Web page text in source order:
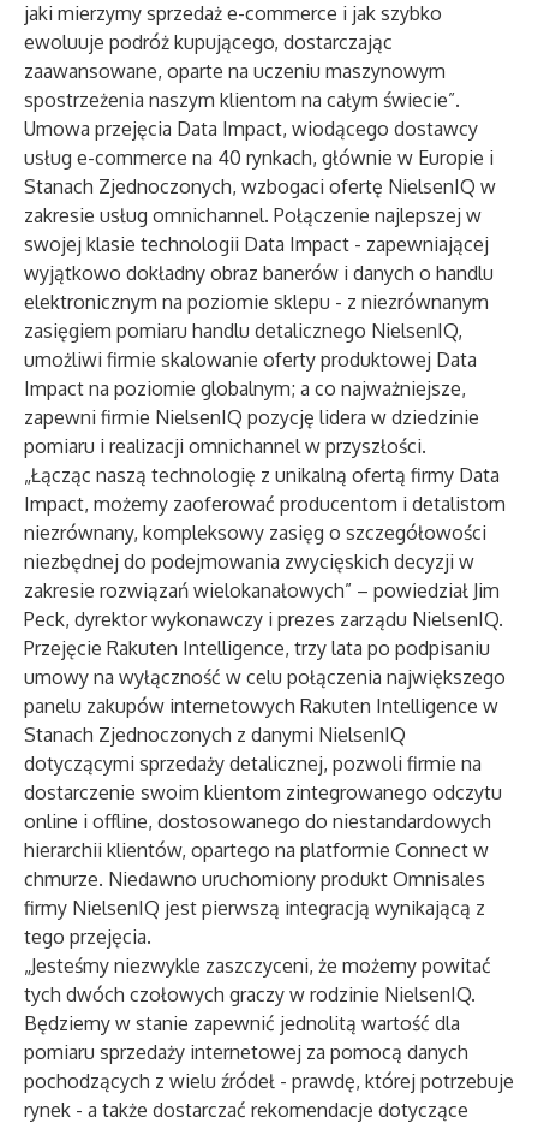
jaki mierzymy sprzedaż e-commerce i jak szybko
ewoluuje podróż kupującego, dostarczając
zaawansowane, oparte na uczeniu maszynowym
spostrzeżenia naszym klientom na całym świecie”.
Umowa przejęcia Data Impact, wiodącego dostawcy
usług e-commerce na 40 rynkach, głównie w Europie i
Stanach Zjednoczonych, wzbogaci ofertę NielsenIQ w
zakresie usług omnichannel. Połączenie najlepszej w
swojej klasie technologii Data Impact - zapewniającej
wyjątkowo dokładny obraz banerów i danych o handlu
elektronicznym na poziomie sklepu - z niezrównanym
zasięgiem pomiaru handlu detalicznego NielsenIQ,
umożliwi firmie skalowanie oferty produktowej Data
Impact na poziomie globalnym; a co najważniejsze,
zapewni firmie NielsenIQ pozycję lidera w dziedzinie
pomiaru i realizacji omnichannel w przyszłości.
„Łącząc naszą technologię z unikalną ofertą firmy Data
Impact, możemy zaoferować producentom i detalistom
niezrównany, kompleksowy zasięg o szczegółowości
niezbędnej do podejmowania zwycięskich decyzji w
zakresie rozwiązań wielokanałowych” – powiedział Jim
Peck, dyrektor wykonawczy i prezes zarządu NielsenIQ.
Przejęcie Rakuten Intelligence, trzy lata po podpisaniu
umowy na wyłączność w celu połączenia największego
panelu zakupów internetowych Rakuten Intelligence w
Stanach Zjednoczonych z danymi NielsenIQ
dotyczącymi sprzedaży detalicznej, pozwoli firmie na
dostarczenie swoim klientom zintegrowanego odczytu
online i offline, dostosowanego do niestandardowych
hierarchii klientów, opartego na platformie Connect w
chmurze. Niedawno uruchomiony produkt Omnisales
firmy NielsenIQ jest pierwszą integracją wynikającą z
tego przejęcia.
„Jesteśmy niezwykle zaszczyceni, że możemy powitać
tych dwóch czołowych graczy w rodzinie NielsenIQ.
Będziemy w stanie zapewnić jednolitą wartość dla
pomiaru sprzedaży internetowej za pomocą danych
pochodzących z wielu źródeł - prawdę, której potrzebuje
rynek - a także dostarczać rekomendacje dotyczące